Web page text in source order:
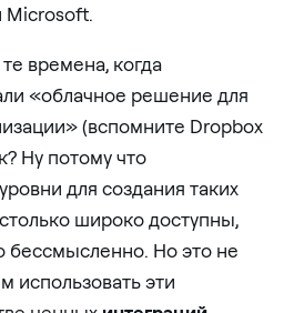
Microsoft.
времена, когда
«облачное решение для
(вспомните Dropbox
Ну потому что
для создания таких
широко доступны,
бессмысленно. Но это не
использовать эти